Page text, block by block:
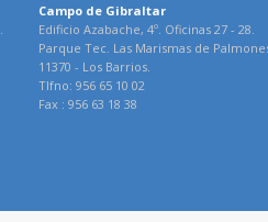
Campo de Gibraltar
Edificio Azabache, 4º. Oficinas 27 - 28.
Parque Tec. Las Marismas de
11370 - Los Barrios.
Tlfno: 956 65 10 02
Fax : 956 63 18 38